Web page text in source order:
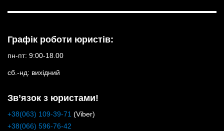
Графік роботи юристів:
пн-пт: 9:00-18.00
сб.-нд: вихідний
Зв’язок з юристами!
+38(063) 109-39-71 (Viber)
+38(066) 596-76-42